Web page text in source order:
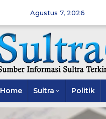
Agustus 7, 2026
Home Sultra Politik